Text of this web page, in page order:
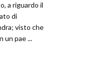
a riguardo il
di
visto che
un pae ...